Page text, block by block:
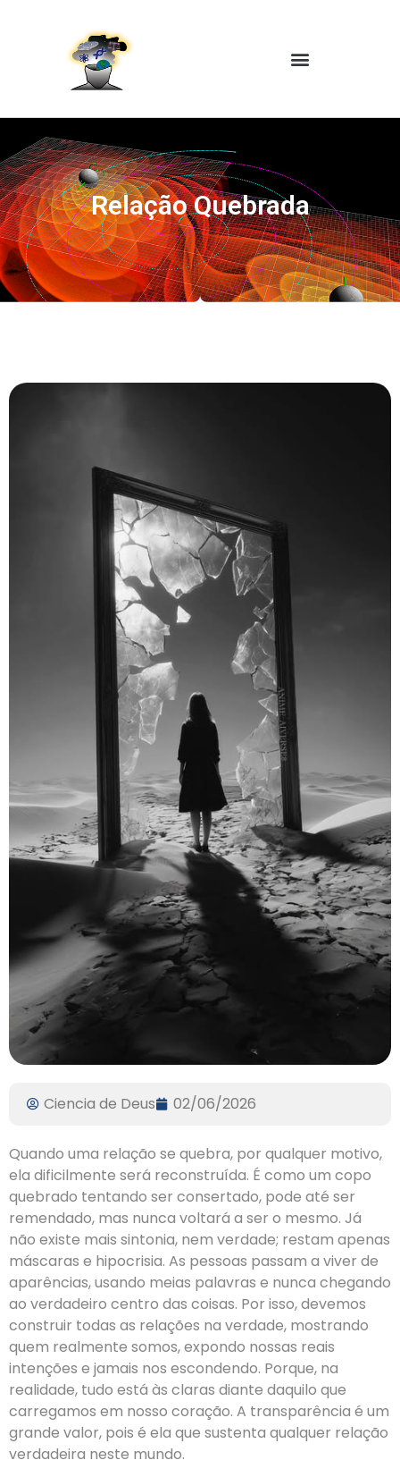
Relação Quebrada
Ciencia de Deus 02/06/2026
Quando uma relação se quebra, por qualquer motivo,
ela dificilmente será reconstruída. É como um copo
quebrado tentando ser consertado, pode até ser
remendado, mas nunca voltará a ser o mesmo. Já
não existe mais sintonia, nem verdade; restam apenas
máscaras e hipocrisia. As pessoas passam a viver de
aparências, usando meias palavras e nunca chegando
ao verdadeiro centro das coisas. Por isso, devemos
construir todas as relações na verdade, mostrando
quem realmente somos, expondo nossas reais
intenções e jamais nos escondendo. Porque, na
realidade, tudo está às claras diante daquilo que
carregamos em nosso coração. A transparência é um
grande valor, pois é ela que sustenta qualquer relação
verdadeira neste mundo.